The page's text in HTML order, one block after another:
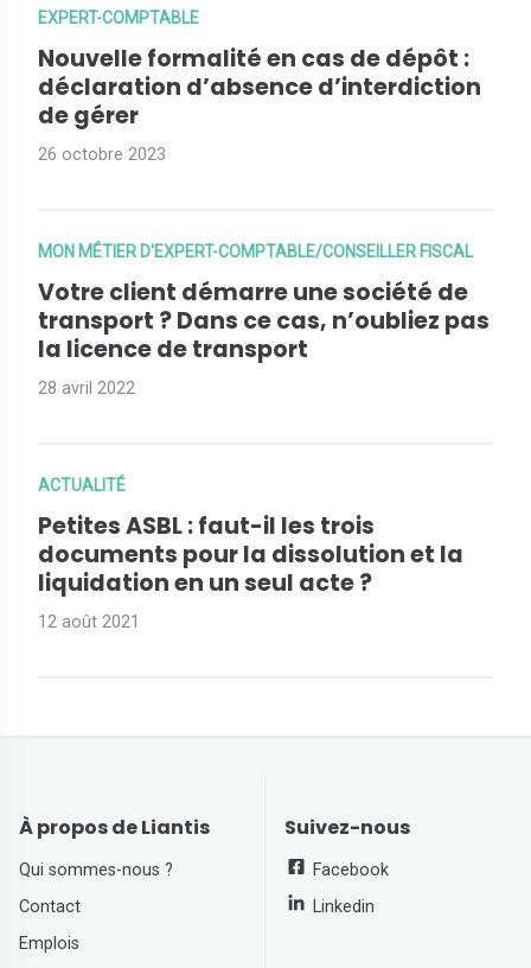
EXPERT-COMPTABLE
Nouvelle formalité en cas de dépôt :
déclaration d’absence d’interdiction
de gérer
26 octobre 2023
MON MÉTIER D'EXPERT-COMPTABLE/CONSEILLER FISCAL
Votre client démarre une société de
transport ? Dans ce cas, n’oubliez pas
la licence de transport
28 avril 2022
ACTUALITÉ
Petites ASBL : faut-il les trois
documents pour la dissolution et la
liquidation en un seul acte ?
12 août 2021
À propos de Liantis
Qui sommes-nous ?
Contact
Emplois
Suivez-nous
Facebook
Linkedin